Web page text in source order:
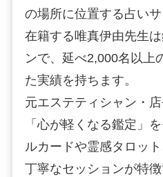
の場所に位置する占いサ
在籍する唯真伊由先生
ンで、延べ2,000名以上
た実績を持ちます。
元エステティシャン・店
「心が軽くなる鑑定」
ルカードや霊感タロッ
丁寧なセッションが特徴